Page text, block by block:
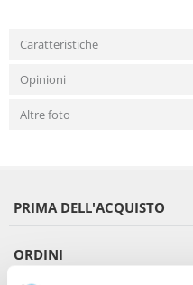
Caratteristiche
Opinioni
Altre foto
PRIMA DELL'ACQUISTO
ORDINI